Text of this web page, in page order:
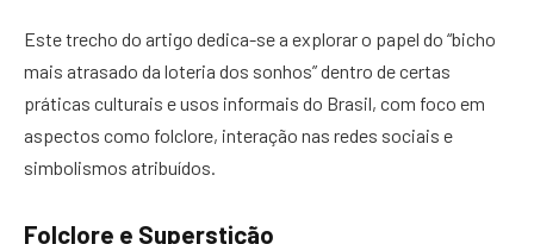
Este trecho do artigo dedica-se a explorar o papel do “bicho
mais atrasado da loteria dos sonhos” dentro de certas
práticas culturais e usos informais do Brasil, com foco em
aspectos como folclore, interação nas redes sociais e
simbolismos atribuídos.
Folclore e Superstição